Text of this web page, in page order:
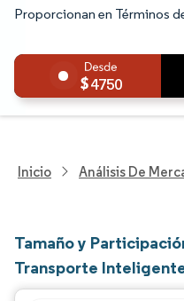
Proporcionan en Términos
4750
Inicio Análisis De
Tamaño y
Transporte